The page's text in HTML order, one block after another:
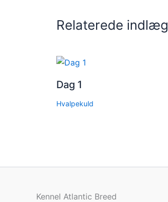
Relaterede indlæg
Dag 1
Hvalpekuld
Kennel Atlantic Breed